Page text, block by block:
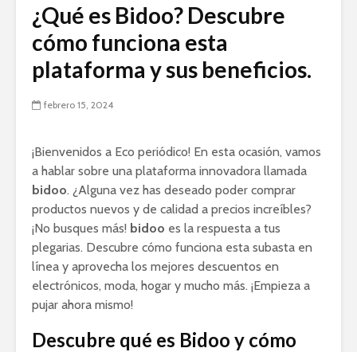
¿Qué es Bidoo? Descubre
cómo funciona esta
plataforma y sus beneficios.
febrero 15, 2024
¡Bienvenidos a Eco periódico! En esta ocasión, vamos
a hablar sobre una plataforma innovadora llamada
bidoo. ¿Alguna vez has deseado poder comprar
productos nuevos y de calidad a precios increíbles?
¡No busques más! bidoo es la respuesta a tus
plegarias. Descubre cómo funciona esta subasta en
línea y aprovecha los mejores descuentos en
electrónicos, moda, hogar y mucho más. ¡Empieza a
pujar ahora mismo!
Descubre qué es Bidoo y cómo